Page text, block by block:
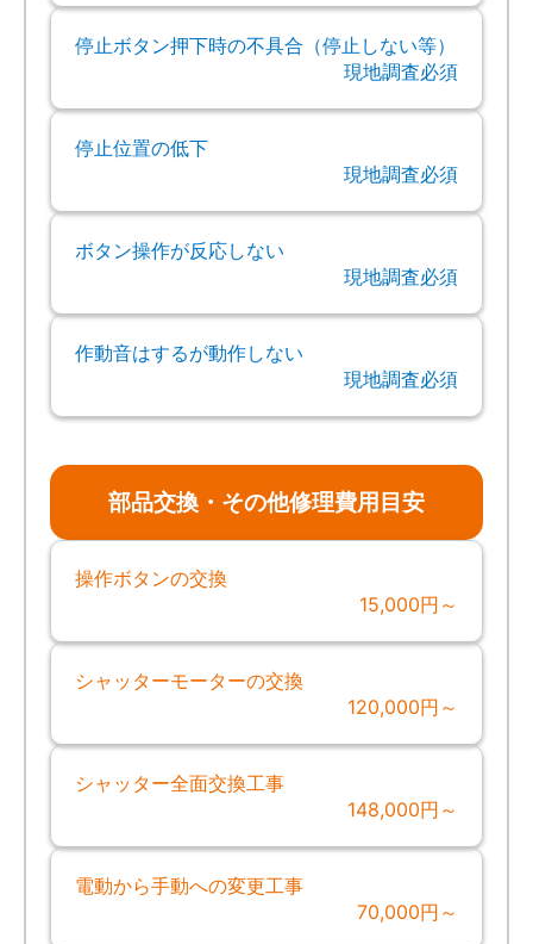
停止ボタン押下時の不具合（停止しない等）
現地調査必須
停止位置の低下
現地調査必須
ボタン操作が反応しない
現地調査必須
作動音はするが動作しない
現地調査必須
部品交換・その他修理費用目安
操作ボタンの交換
15,000円～
シャッターモーターの交換
120,000円～
シャッター全面交換工事
148,000円～
電動から手動への変更工事
70,000円～